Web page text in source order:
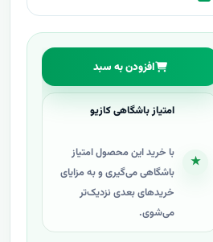
افزودن به سبد
★
امتیاز باشگاهی کازیو
با خرید این محصول امتیاز
باشگاهی می‌گیری و به مزایای
خریدهای بعدی نزدیک‌تر
می‌شوی.